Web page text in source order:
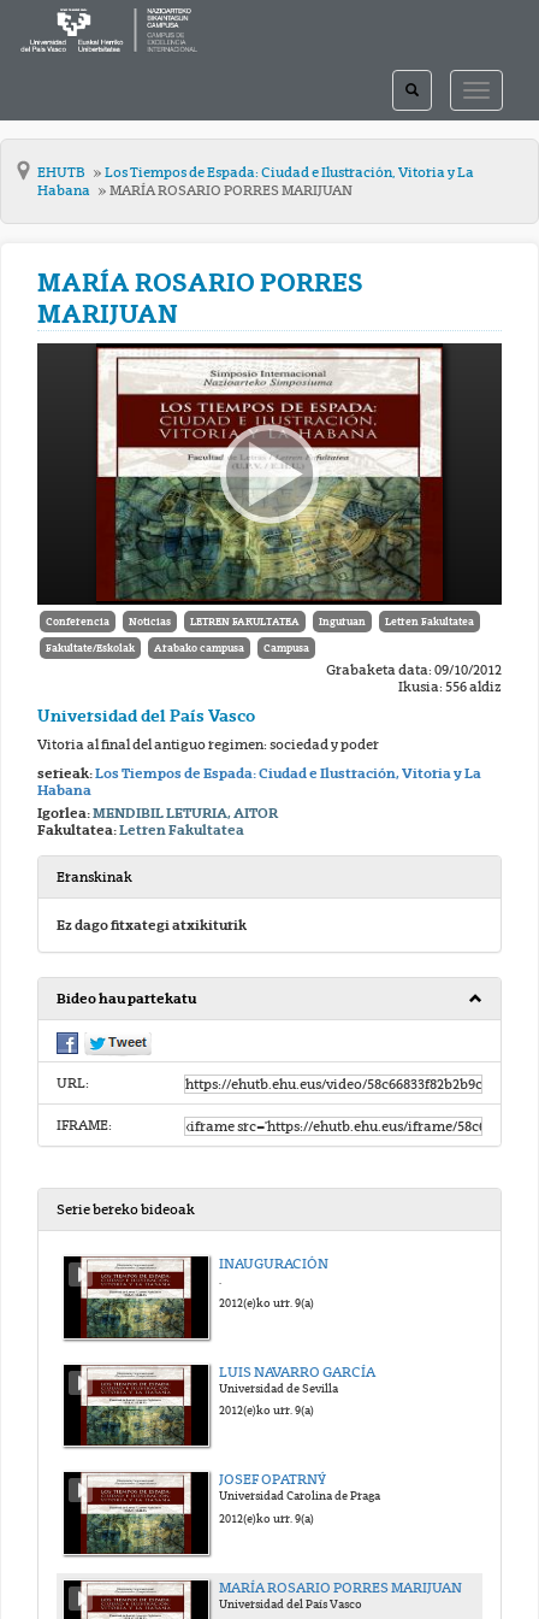
TOGGLE
TOGGLE
SEARCH
EHUTB
Los Tiempos de Espada: Ciudad e Ilustración, Vitoria y La
Habana
MARÍA ROSARIO PORRES MARIJUAN
MARÍA ROSARIO PORRES
MARIJUAN
Conferencia Noticias LETREN FAKULTATEA Inguruan Letren Fakultatea
Fakultate/Eskolak Arabako campusa Campusa
Grabaketa data: 09/10/2012
Ikusia: 556 aldiz
Universidad del País Vasco
Vitoria al final del antiguo regimen: sociedad y poder
serieak:Los Tiempos de Espada: Ciudad e Ilustración, Vitoria y La
Habana
Igorlea:MENDIBIL LETURIA, AITOR
Fakultatea:Letren Fakultatea
Eranskinak
Ez dago fitxategi atxikiturik
Bideo hau partekatu
URL:
IFRAME:
Serie bereko bideoak
INAUGURACIÓN
.
2012(e)ko urr. 9(a)
LUIS NAVARRO GARCÍA
Universidad de Sevilla
2012(e)ko urr. 9(a)
JOSEF OPATRNÝ
Universidad Carolina de Praga
2012(e)ko urr. 9(a)
MARÍA ROSARIO PORRES MARIJUAN
Universidad del País Vasco